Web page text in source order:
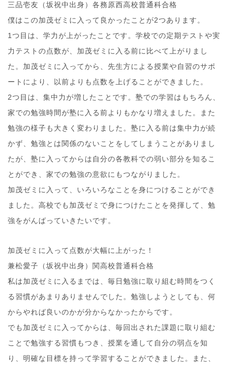
三品壱友（坂祝中出身）各務原西高校普通科合格
僕はこの加茂ゼミに入って良かったことが2つあります。
1つ目は、学力が上がったことです。学校での定期テストや実
力テストの点数が、加茂ゼミに入る前に比べて上がりまし
た。加茂ゼミに入ってから、先生方による授業や自習のサポ
ートにより、以前よりも点数を上げることができました。
2つ目は、集中力が増したことです。塾での学習はもちろん、
家での勉強時間が塾に入る前よりもかなり増えました。また
勉強の様子も大きく変わりました。塾に入る前は集中力が続
かず、勉強とは関係のないことをしてしまうことがありまし
たが、塾に入ってからは自分の各教科での弱い部分を知るこ
とができ、家での勉強の意欲にもつながりました。
加茂ゼミに入って、いろいろなことを身につけることができ
ました。高校でも加茂ゼミで身につけたことを発揮して、勉
強をがんばっていきたいです。
加茂ゼミに入って点数が大幅に上がった！
兼松愛子（坂祝中出身）関高校普通科合格
私は加茂ゼミに入るまでは、毎日勉強に取り組む時間をつく
る習慣があまりありませんでした。勉強しようとしても、何
からやれば良いのかが分からなかったからです。
でも加茂ゼミに入ってからは、毎回出された課題に取り組む
ことで勉強する習慣もつき、授業を通して自分の弱点を知
り、明確な目標を持って学習することができました。また、